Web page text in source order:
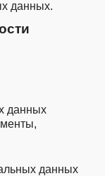
данных.
данных
данных